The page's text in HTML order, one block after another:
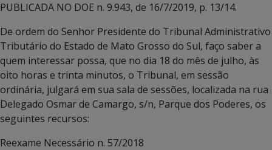
PUBLICADA NO DOE n. 9.943, de 16/7/2019, p. 13/14.
De ordem do Senhor Presidente do Tribunal Administrativo
Tributário do Estado de Mato Grosso do Sul, faço saber a
quem interessar possa, que no dia 18 do mês de julho, às
oito horas e trinta minutos, o Tribunal, em sessão
ordinária, julgará em sua sala de sessões, localizada na rua
Delegado Osmar de Camargo, s/n, Parque dos Poderes, os
seguintes recursos:
Reexame Necessário n. 57/2018